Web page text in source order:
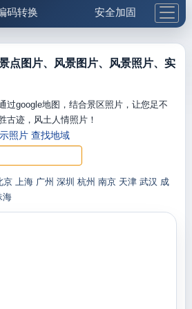
码转换 安全加固
活便民 更多工具
点图片、风景图片、风景照片、实
过google地图，结合景区照片，让您足不
古迹，风土人情照片！
照片 查找地域
京 上海 广州 深圳 杭州 南京 天津 武汉 成
海